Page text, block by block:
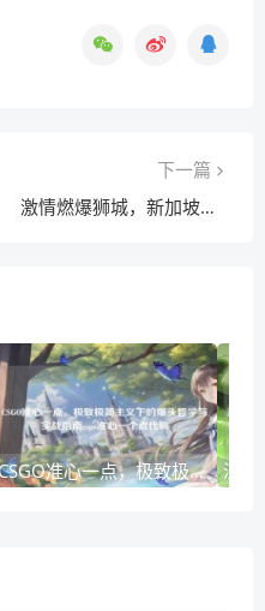
下一篇
激情燃爆狮城，新加坡真人CSGO热血征程
CSGO准心一点，极致极简主义下的爆头哲学与实战指南csgo准心一个点代码